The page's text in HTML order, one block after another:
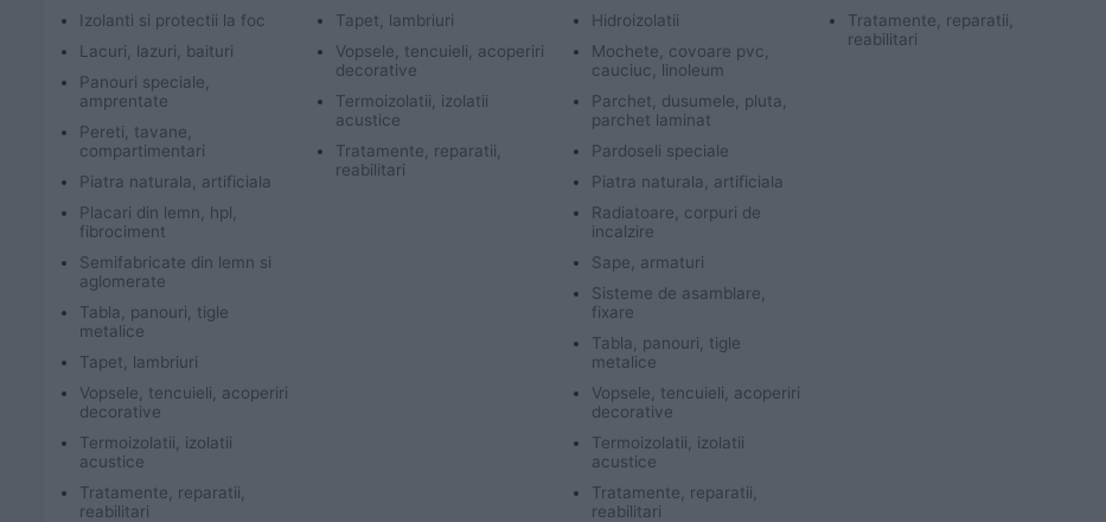
Izolanti si protectii la foc
Lacuri, lazuri, baituri
Panouri speciale,
amprentate
Pereti, tavane,
compartimentari
Piatra naturala, artificiala
Placari din lemn, hpl,
fibrociment
Semifabricate din lemn si
aglomerate
Tabla, panouri, tigle
metalice
Tapet, lambriuri
Vopsele, tencuieli, acoperiri
decorative
Termoizolatii, izolatii
acustice
Tratamente, reparatii,
reabilitari
Tapet, lambriuri
Vopsele, tencuieli, acoperiri
decorative
Termoizolatii, izolatii
acustice
Tratamente, reparatii,
reabilitari
Hidroizolatii
Mochete, covoare pvc,
cauciuc, linoleum
Parchet, dusumele, pluta,
parchet laminat
Pardoseli speciale
Piatra naturala, artificiala
Radiatoare, corpuri de
incalzire
Sape, armaturi
Sisteme de asamblare,
fixare
Tabla, panouri, tigle
metalice
Vopsele, tencuieli, acoperiri
decorative
Termoizolatii, izolatii
acustice
Tratamente, reparatii,
reabilitari
Tratamente, reparatii,
reabilitari